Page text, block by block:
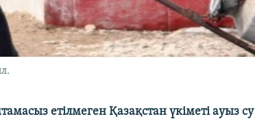
етілмеген Қазақстан үкіметі ауыз су